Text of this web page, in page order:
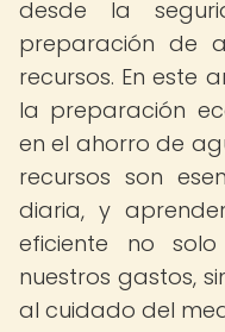
desde la
preparación de
recursos. En este
la preparación
en el ahorro de
recursos son
diaria, y
eficiente no
nuestros gastos,
al cuidado del